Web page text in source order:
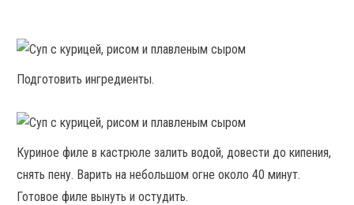
Подготовить ингредиенты.
Куриное филе в кастрюле залить водой, довести до кипения,
снять пену. Варить на небольшом огне около 40 минут.
Готовое филе вынуть и остудить.